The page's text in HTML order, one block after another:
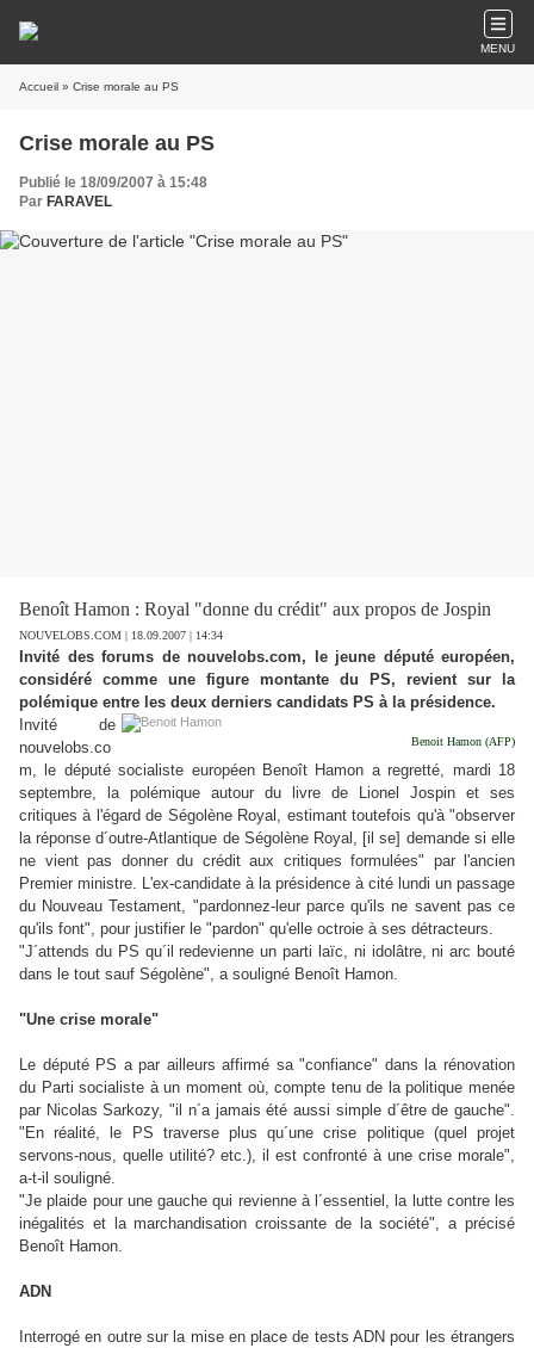
MENU
Accueil » Crise morale au PS
Crise morale au PS
Publié le 18/09/2007 à 15:48
Par FARAVEL
Benoît Hamon : Royal "donne du crédit" aux propos de Jospin
NOUVELOBS.COM | 18.09.2007 | 14:34
Invité des forums de nouvelobs.com, le jeune député européen,
considéré comme une figure montante du PS, revient sur la
polémique entre les deux derniers candidats PS à la présidence.
Benoit Hamon (AFP)
nvité de
nouvelobs.co
m, le député socialiste européen Benoît Hamon a regretté, mardi 18
septembre, la polémique autour du livre de Lionel Jospin et ses
critiques à l'égard de Ségolène Royal, estimant toutefois qu'à "observer
la réponse d´outre-Atlantique de Ségolène Royal, [il se] demande si elle
ne vient pas donner du crédit aux critiques formulées" par l'ancien
Premier ministre. L'ex-candidate à la présidence à cité lundi un passage
du Nouveau Testament, "pardonnez-leur parce qu'ils ne savent pas ce
qu'ils font", pour justifier le "pardon" qu'elle octroie à ses détracteurs.
"J´attends du PS qu´il redevienne un parti laïc, ni idolâtre, ni arc bouté
dans le tout sauf Ségolène", a souligné Benoît Hamon.
"Une crise morale"
Le député PS a par ailleurs affirmé sa "confiance" dans la rénovation
du Parti socialiste à un moment où, compte tenu de la politique menée
par Nicolas Sarkozy, "il n´a jamais été aussi simple d´être de gauche".
"En réalité, le PS traverse plus qu´une crise politique (quel projet
servons-nous, quelle utilité? etc.), il est confronté à une crise morale",
a-t-il souligné.
"Je plaide pour une gauche qui revienne à l´essentiel, la lutte contre les
inégalités et la marchandisation croissante de la société", a précisé
Benoît Hamon.
ADN
Interrogé en outre sur la mise en place de tests ADN pour les étrangers